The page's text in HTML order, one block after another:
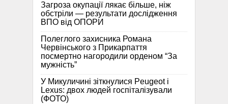
Загроза окупації лякає більше, ніж
обстріли — результати дослідження
ВПО від ОПОРИ
Полеглого захисника Романа
Червінського з Прикарпаття
посмертно нагородили орденом “За
мужність”
У Микуличині зіткнулися Peugeot і
Lexus: двох людей госпіталізували
(ФОТО)